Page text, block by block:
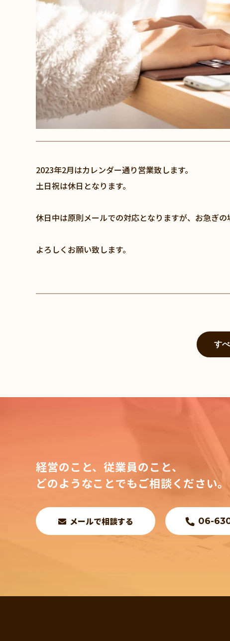
2023年2月はカレンダー通り営業致します。
土日祝は休日となります。
休日中は原則メールでの対応となりますが、お急ぎの
よろしくお願い致します。
す
経営のこと、従業員のこと、
どのようなことでもご相談ください。
メールで相談する 06-